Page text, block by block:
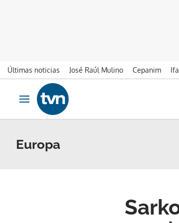
Últimas noticias José Raúl Mulino Cepanim
Ir al contenido
Obrir navegació
Europa